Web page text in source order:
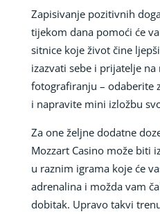
Zapisivanje pozitivnih
tijekom dana pomoći će
sitnice koje život čine
izazvati sebe i prijatelje na
fotografiranju – odaberite
i napravite mini izložbu
Za one željne dodatne
Mozzart Casino može biti
u raznim igrama koje će
adrenalina i možda vam
dobitak. Upravo takvi